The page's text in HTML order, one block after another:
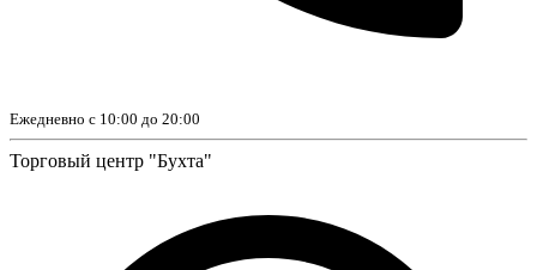
Ежедневно с 10:00 до 20:00
Торговый центр "Бухта"